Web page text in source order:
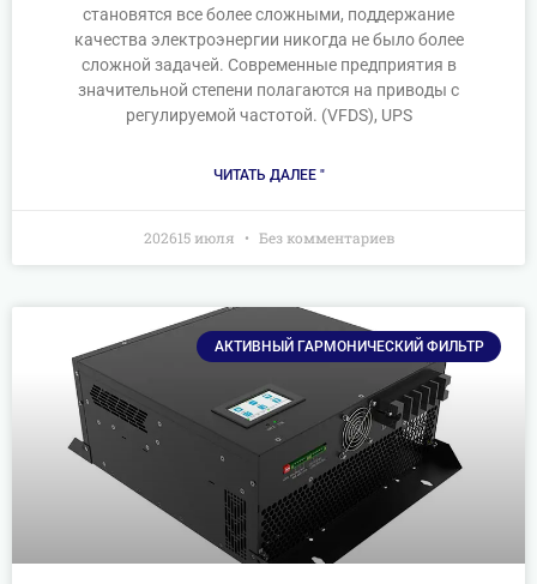
становятся все более сложными, поддержание
качества электроэнергии никогда не было более
сложной задачей. Современные предприятия в
значительной степени полагаются на приводы с
регулируемой частотой. (VFDS), UPS
ЧИТАТЬ ДАЛЕЕ "
202615 июля Без комментариев
АКТИВНЫЙ ГАРМОНИЧЕСКИЙ ФИЛЬТР